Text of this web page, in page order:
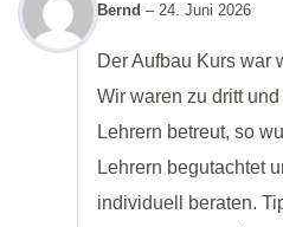
Bernd – 24. Juni 2026
Der Aufbau Kurs war
Wir waren zu dritt
Lehrern betreut, so
Lehrern begutachtet
individuell beraten.